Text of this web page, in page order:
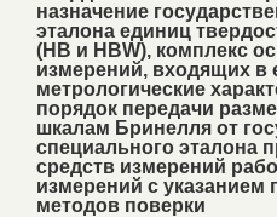
назначение
эталона единиц
(НВ и HBW), комплекс
измерений, входящих в
метрологические
порядок передачи
шкалам Бринелля от
специального эталона
средств измерений
измерений с
методов поверки